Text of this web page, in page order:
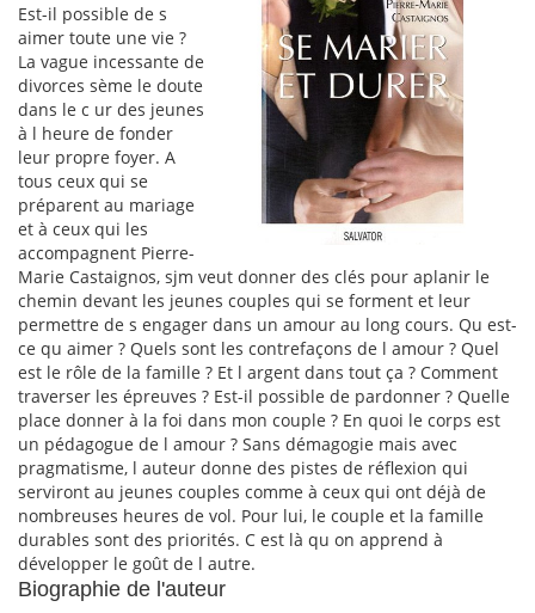
Est-il possible de s
aimer toute une vie ?
La vague incessante de
divorces sème le doute
dans le c ur des jeunes
à l heure de fonder
leur propre foyer. A
tous ceux qui se
préparent au mariage
et à ceux qui les
accompagnent Pierre-
Marie Castaignos, sjm veut donner des clés pour aplanir le
chemin devant les jeunes couples qui se forment et leur
permettre de s engager dans un amour au long cours. Qu est-
ce qu aimer ? Quels sont les contrefaçons de l amour ? Quel
est le rôle de la famille ? Et l argent dans tout ça ? Comment
traverser les épreuves ? Est-il possible de pardonner ? Quelle
place donner à la foi dans mon couple ? En quoi le corps est
un pédagogue de l amour ? Sans démagogie mais avec
pragmatisme, l auteur donne des pistes de réflexion qui
serviront au jeunes couples comme à ceux qui ont déjà de
nombreuses heures de vol. Pour lui, le couple et la famille
durables sont des priorités. C est là qu on apprend à
développer le goût de l autre.
Biographie de l'auteur